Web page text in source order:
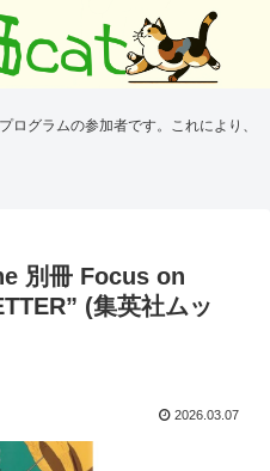
ログラムの参加者です。これにより、
別冊 Focus on
(集英社ムッ
2026.03.07